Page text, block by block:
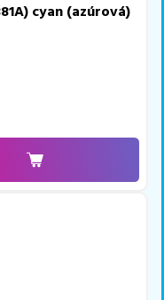
cyan (azúrová)